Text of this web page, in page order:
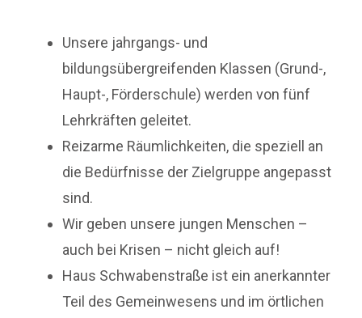
Unsere jahrgangs- und
bildungsübergreifenden Klassen (Grund-,
Haupt-, Förderschule) werden von fünf
Lehrkräften geleitet.
Reizarme Räumlichkeiten, die speziell an
die Bedürfnisse der Zielgruppe angepasst
sind.
Wir geben unsere jungen Menschen –
auch bei Krisen – nicht gleich auf!
Haus Schwabenstraße ist ein anerkannter
Teil des Gemeinwesens und im örtlichen